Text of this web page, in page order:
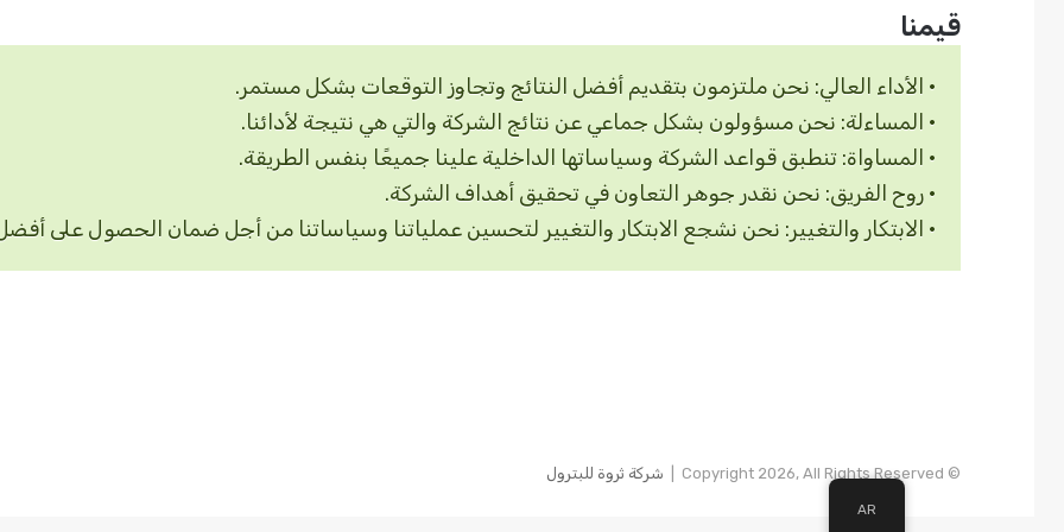
قيمنا
• الأداء العالي: نحن ملتزمون بتقديم أفضل النتائج وتجاوز التوقعات بشكل مستمر.
• المساءلة: نحن مسؤولون بشكل جماعي عن نتائج الشركة والتي هي نتيجة لأدائنا.
• المساواة: تنطبق قواعد الشركة وسياساتها الداخلية علينا جميعًا بنفس الطريقة.
• روح الفريق: نحن نقدر جوهر التعاون في تحقيق أهداف الشركة.
• الابتكار والتغيير: نحن نشجع الابتكار والتغيير لتحسين عملياتنا وسياساتنا من أجل ضمان الحصول على أفضل
© Copyright 2026, All Rights Reserved | شركة ثروة للبترول
AR